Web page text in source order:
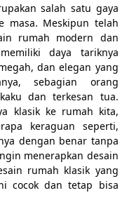
salah satu gaya
masa. Meskipun telah
rumah modern dan
daya tariknya
dan elegan yang
sebagian orang
dan terkesan tua.
klasik ke rumah kita,
keraguan seperti,
dengan benar tanpa
menerapkan desain
rumah klasik yang
cocok dan tetap bisa